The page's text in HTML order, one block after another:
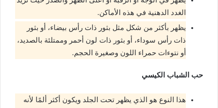
الغدد الدهنية في هذه الأماكن.
يظهر بأكثر من شكل مثل بثور ذات رأس بيضاء، أو بثور
ذات رأس سوداء، أو بثور ذات لون أحمر وممتلئة بالصديد،
أو نتوءات حمراء اللون وصغيرة الحجم.
حب الشباب الكيسي
هذا النوع هو الذي يظهر تحت الجلد ويكون أكثر ألمًا لأنه